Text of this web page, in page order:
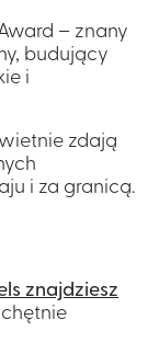
– znany
budujący
i
zdają
i za granicą.
znajdziesz